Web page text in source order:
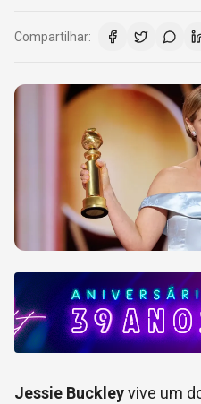
Compartilhar:
Jessie Buckleyvive um